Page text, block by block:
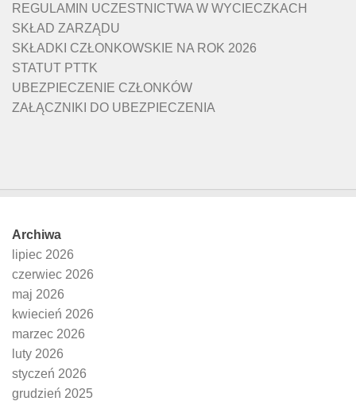
REGULAMIN UCZESTNICTWA W WYCIECZKACH
SKŁAD ZARZĄDU
SKŁADKI CZŁONKOWSKIE NA ROK 2026
STATUT PTTK
UBEZPIECZENIE CZŁONKÓW
ZAŁĄCZNIKI DO UBEZPIECZENIA
Archiwa
lipiec 2026
czerwiec 2026
maj 2026
kwiecień 2026
marzec 2026
luty 2026
styczeń 2026
grudzień 2025